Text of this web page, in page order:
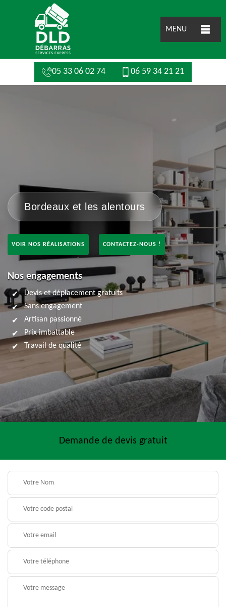
MENU
05 33 06 02 74 06 59 34 21 21
Bordeaux et les alentours
VOIR NOS RÉALISATIONS CONTACTEZ-NOUS !
Nos engagements
Devis et déplacement gratuits
Sans engagement
Artisan passionné
Prix imbattable
Travail de qualité
Demande de devis gratuit